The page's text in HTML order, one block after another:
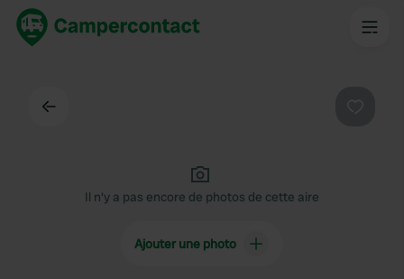
Il n'y a pas encore de photos de cette aire
Ajouter une photo